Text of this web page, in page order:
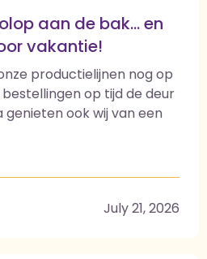
aan de bak… en
vakantie!
productielijnen nog op
op tijd de deur
genieten ook wij van een
week 33 staan we weer
in elke gewenste
July 21, 2026